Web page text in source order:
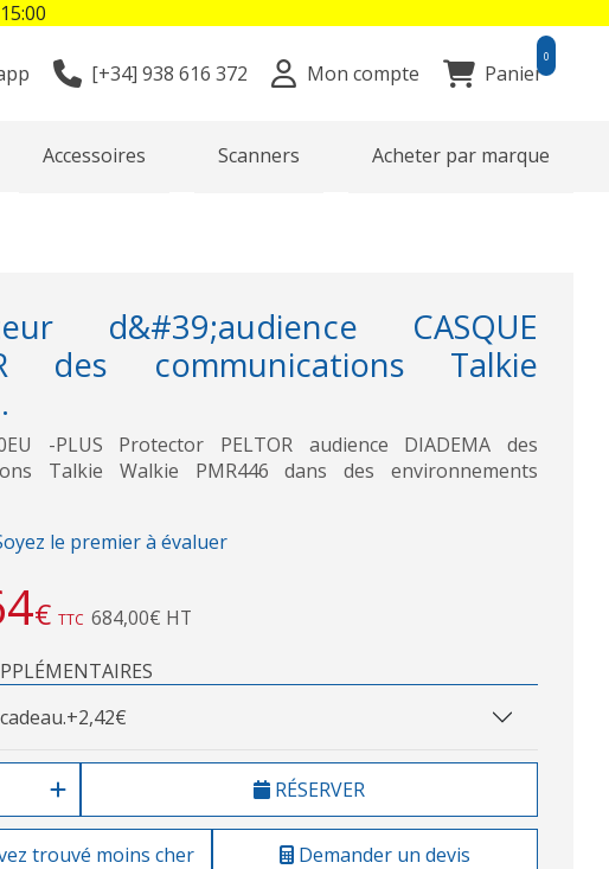
[+34] 938 616 372 Mon compte Panier
0
Accessoires Scanners Acheter par marque
d&#39;audience CASQUE
des communications Talkie
-PLUS Protector PELTOR audience DIADEMA des
Talkie Walkie PMR446 dans des environnements
le premier à évaluer
€ TTC 684,00€ HT
+2,42€
RÉSERVER
trouvé moins cher Demander un devis